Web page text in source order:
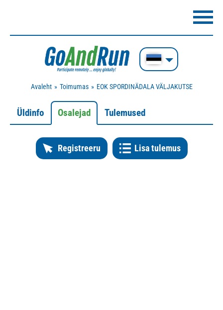
Avaleht Toimumas EOK SPORDINÄDALA VÄLJAKUTSE
Üldinfo Osalejad Tulemused
Registreeru Lisa tulemus